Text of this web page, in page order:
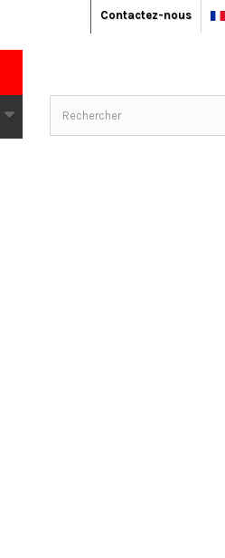
Contactez-nous